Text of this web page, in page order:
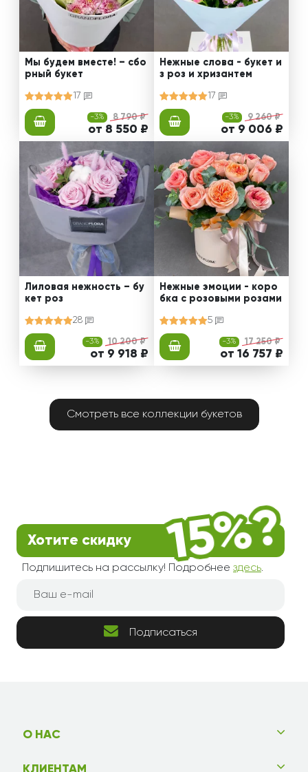
Мы будем вместе! – сбо
рный букет
17
-3% 8 790 ₽
от 8 550 ₽
Нежные слова - букет и
з роз и хризантем
17
-3% 9 260 ₽
от 9 006 ₽
Лиловая нежность – бу
кет роз
28
-3% 10 200 ₽
от 9 918 ₽
Нежные эмоции - коро
бка с розовыми розами
5
-3% 17 250 ₽
от 16 757 ₽
Смотреть все коллекции букетов
Хотите скидку
Подпишитесь на рассылку! Подробнее здесь.
Подписаться
О НАС
КЛИЕНТАМ